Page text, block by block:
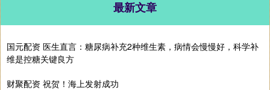
最新文章
国元配资 医生直言：糖尿病补充2种维生素，病情会慢慢好，科学补
维是控糖关键良方
财聚配资 祝贺！海上发射成功